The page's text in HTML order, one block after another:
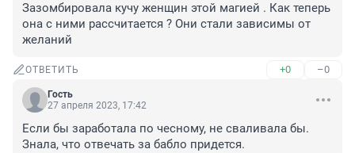
Зазомбировала кучу женщин этой магией . Как теперь
она с ними рассчитается ? Они стали зависимы от
желаний
ОТВЕТИТЬ +0 –0
Гость
27 апреля 2023, 17:42
Если бы заработала по чесному, не сваливала бы.
Знала, что отвечать за бабло придется.